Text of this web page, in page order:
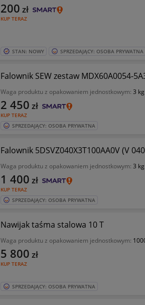
KUP TERAZ
200 zł
STAN: NOWY SPRZEDAJĄCY: OSOBA PRYWATNA
Waga produktu z opakowaniem jednostkowym: 3 kg
KUP TERAZ
2 450 zł
SPRZEDAJĄCY: OSOBA PRYWATNA
Falownik 5DSVZ040X3T100AA0V (V
Waga produktu z opakowaniem jednostkowym: 3 kg
KUP TERAZ
1 400 zł
SPRZEDAJĄCY: OSOBA PRYWATNA
Nawijak taśma stalowa 10 T
Waga produktu z opakowaniem jednostkowym:
KUP TERAZ
5 800 zł
SPRZEDAJĄCY: OSOBA PRYWATNA